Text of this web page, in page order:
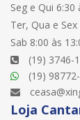
Seg e Qui 6:30
Ter, Qua e
Sab 8:00 às
(19) 3746-
(19)
Loja